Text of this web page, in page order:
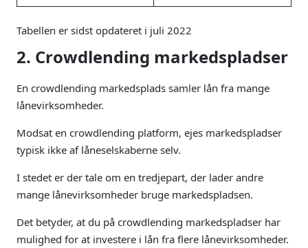
Tabellen er sidst opdateret i juli 2022
2. Crowdlending markedspladser
En crowdlending markedsplads samler lån fra mange
lånevirksomheder.
Modsat en crowdlending platform, ejes markedspladser
typisk ikke af låneselskaberne selv.
I stedet er der tale om en tredjepart, der lader andre
mange lånevirksomheder bruge markedspladsen.
Det betyder, at du på crowdlending markedspladser har
mulighed for at investere i lån fra flere lånevirksomheder.